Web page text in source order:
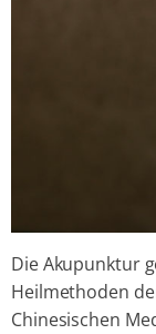
Die Akupunktur
Heilmethoden
Chinesischen